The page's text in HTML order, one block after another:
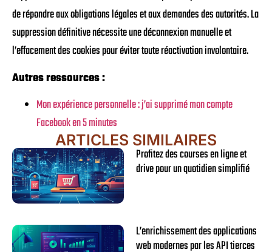
de répondre aux obligations légales et aux demandes des autorités. La
suppression définitive nécessite une déconnexion manuelle et
l’effacement des cookies pour éviter toute réactivation involontaire.
Autres ressources :
Mon expérience personnelle : j’ai supprimé mon compte
Facebook en 5 minutes
ARTICLES SIMILAIRES
Profitez des courses en ligne et
drive pour un quotidien simplifié
L’enrichissement des applications
web modernes par les API tierces